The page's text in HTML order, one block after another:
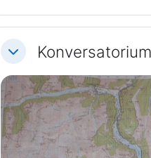
EinklappenKonversatorium